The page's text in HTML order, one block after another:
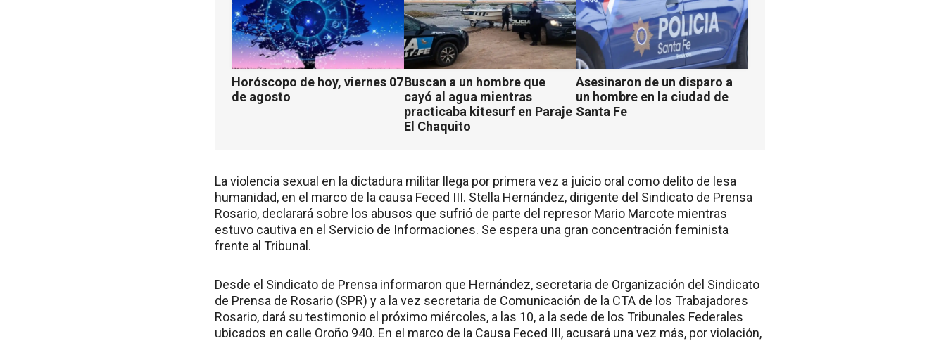
Horóscopo de hoy, viernes 07
de agosto
Buscan a un hombre que
cayó al agua mientras
practicaba kitesurf en Paraje
El Chaquito
Asesinaron de un disparo a
un hombre en la ciudad de
Santa Fe
La violencia sexual en la dictadura militar llega por primera vez a juicio oral como delito de lesa
humanidad, en el marco de la causa Feced III. Stella Hernández, dirigente del Sindicato de Prensa
Rosario, declarará sobre los abusos que sufrió de parte del represor Mario Marcote mientras
estuvo cautiva en el Servicio de Informaciones. Se espera una gran concentración feminista
frente al Tribunal.
Desde el Sindicato de Prensa informaron que Hernández, secretaria de Organización del Sindicato
de Prensa de Rosario (SPR) y a la vez secretaria de Comunicación de la CTA de los Trabajadores
Rosario, dará su testimonio el próximo miércoles, a las 10, a la sede de los Tribunales Federales
ubicados en calle Oroño 940. En el marco de la Causa Feced III, acusará una vez más, por violación,